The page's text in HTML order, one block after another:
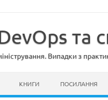
та
Випадки з
КНИГИ ПОСИЛАННЯ